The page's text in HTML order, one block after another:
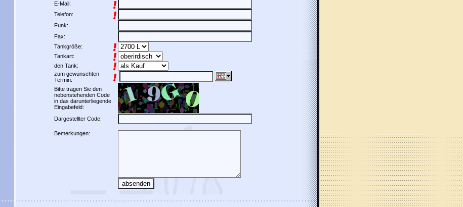
E-Mail:
Telefon:
Funk:
Fax:
Tankgröße:
Tankart:
den Tank:
zum gewünschten
Termin:
Bitte tragen Sie den
nebenstehenden Code
in das darunterliegende
Eingabefeld:
Dargestellter Code:
Bemerkungen: